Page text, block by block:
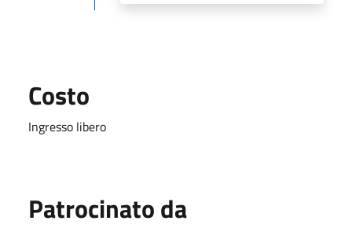
Costo
Ingresso libero
Patrocinato da